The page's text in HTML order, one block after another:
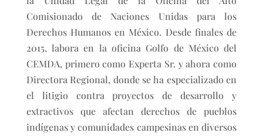
Comisionado de Naciones Unidas para los
Derechos Humanos en México. Desde finales de
2015, labora en la oficina Golfo de México del
CEMDA, primero como Experta Sr. y ahora como
Directora Regional, donde se ha especializado en
el litigio contra proyectos de desarrollo y
extractivos que afectan derechos de pueblos
indígenas y comunidades campesinas en diversos